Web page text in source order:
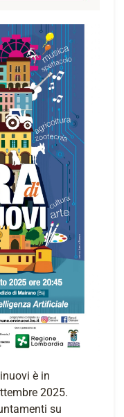
è in
2025.
su